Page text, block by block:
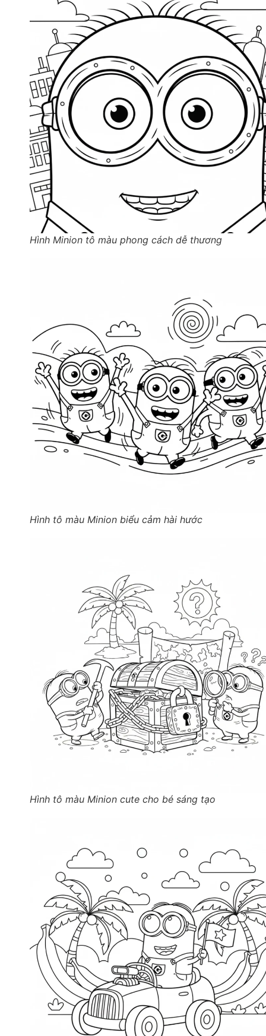
Hình Minion tô màu phong cách dễ thương
Hình tô màu Minion biểu cảm hài hước
Hình tô màu Minion cute cho bé sáng tạo